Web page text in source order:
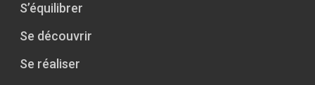
S’équilibrer
Se découvrir
Se réaliser